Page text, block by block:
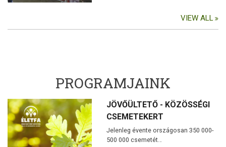
VIEW ALL
PROGRAMJAINK
JÖVŐÜLTETŐ - KÖZÖSSÉGI
CSEMETEKERT
Jelenleg évente országosan 350 000-
500 000 csemetét…